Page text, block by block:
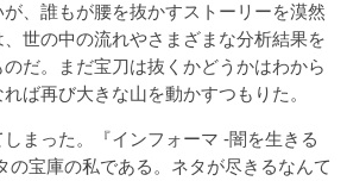
、誰もが腰を抜かすストーリーを漠然
世の中の流れやさまざまな分析結果を
だ。まだ宝刀は抜くかどうかはわから
ば再び大きな山を動かすつもりた。
まった。『インフォーマ -闇を生きる
の宝庫の私である。ネタが尽きるなんて